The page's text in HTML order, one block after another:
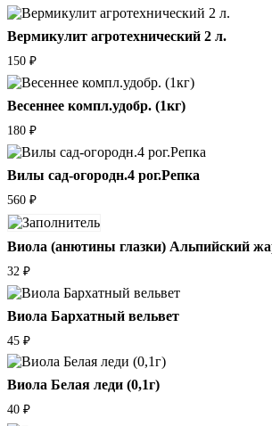
Вермикулит агротехнический 2 л.
150 ₽
Весеннее компл.удобр. (1кг)
180 ₽
Вилы сад-огородн.4 рог.Репка
560 ₽
Виола (анютины глазки) Альпийский
32 ₽
Виола Бархатный вельвет
45 ₽
Виола Белая леди (0,1г)
40 ₽